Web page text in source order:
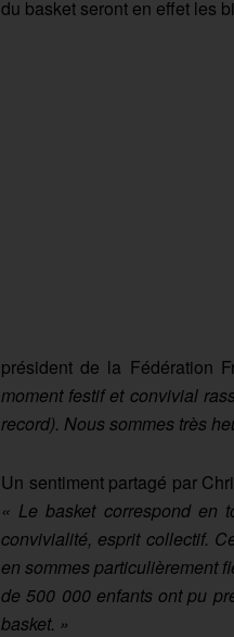
du basket seront en effet les
président de la Fédération
moment festif et convivial
record). Nous sommes très
Un sentiment partagé par
« Le basket correspond en
convivialité, esprit collectif.
en sommes particulièrement
de 500 000 enfants ont pu
basket. »